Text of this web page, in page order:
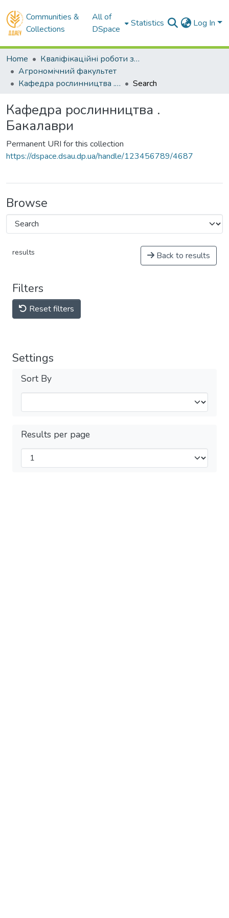
Communities &
Collections
All of
DSpace
Statistics Log In
Home
Кваліфікаційні роботи здобувачів вищої освіти
Агрономічний факультет
Кафедра рослинництва . Бакалаври
Search
Кафедра рослинництва .
Бакалаври
Permanent URI for this collection
https://dspace.dsau.dp.ua/handle/123456789/4687
Browse
results Back to results
Filters
Reset filters
Settings
Sort By
Results per page